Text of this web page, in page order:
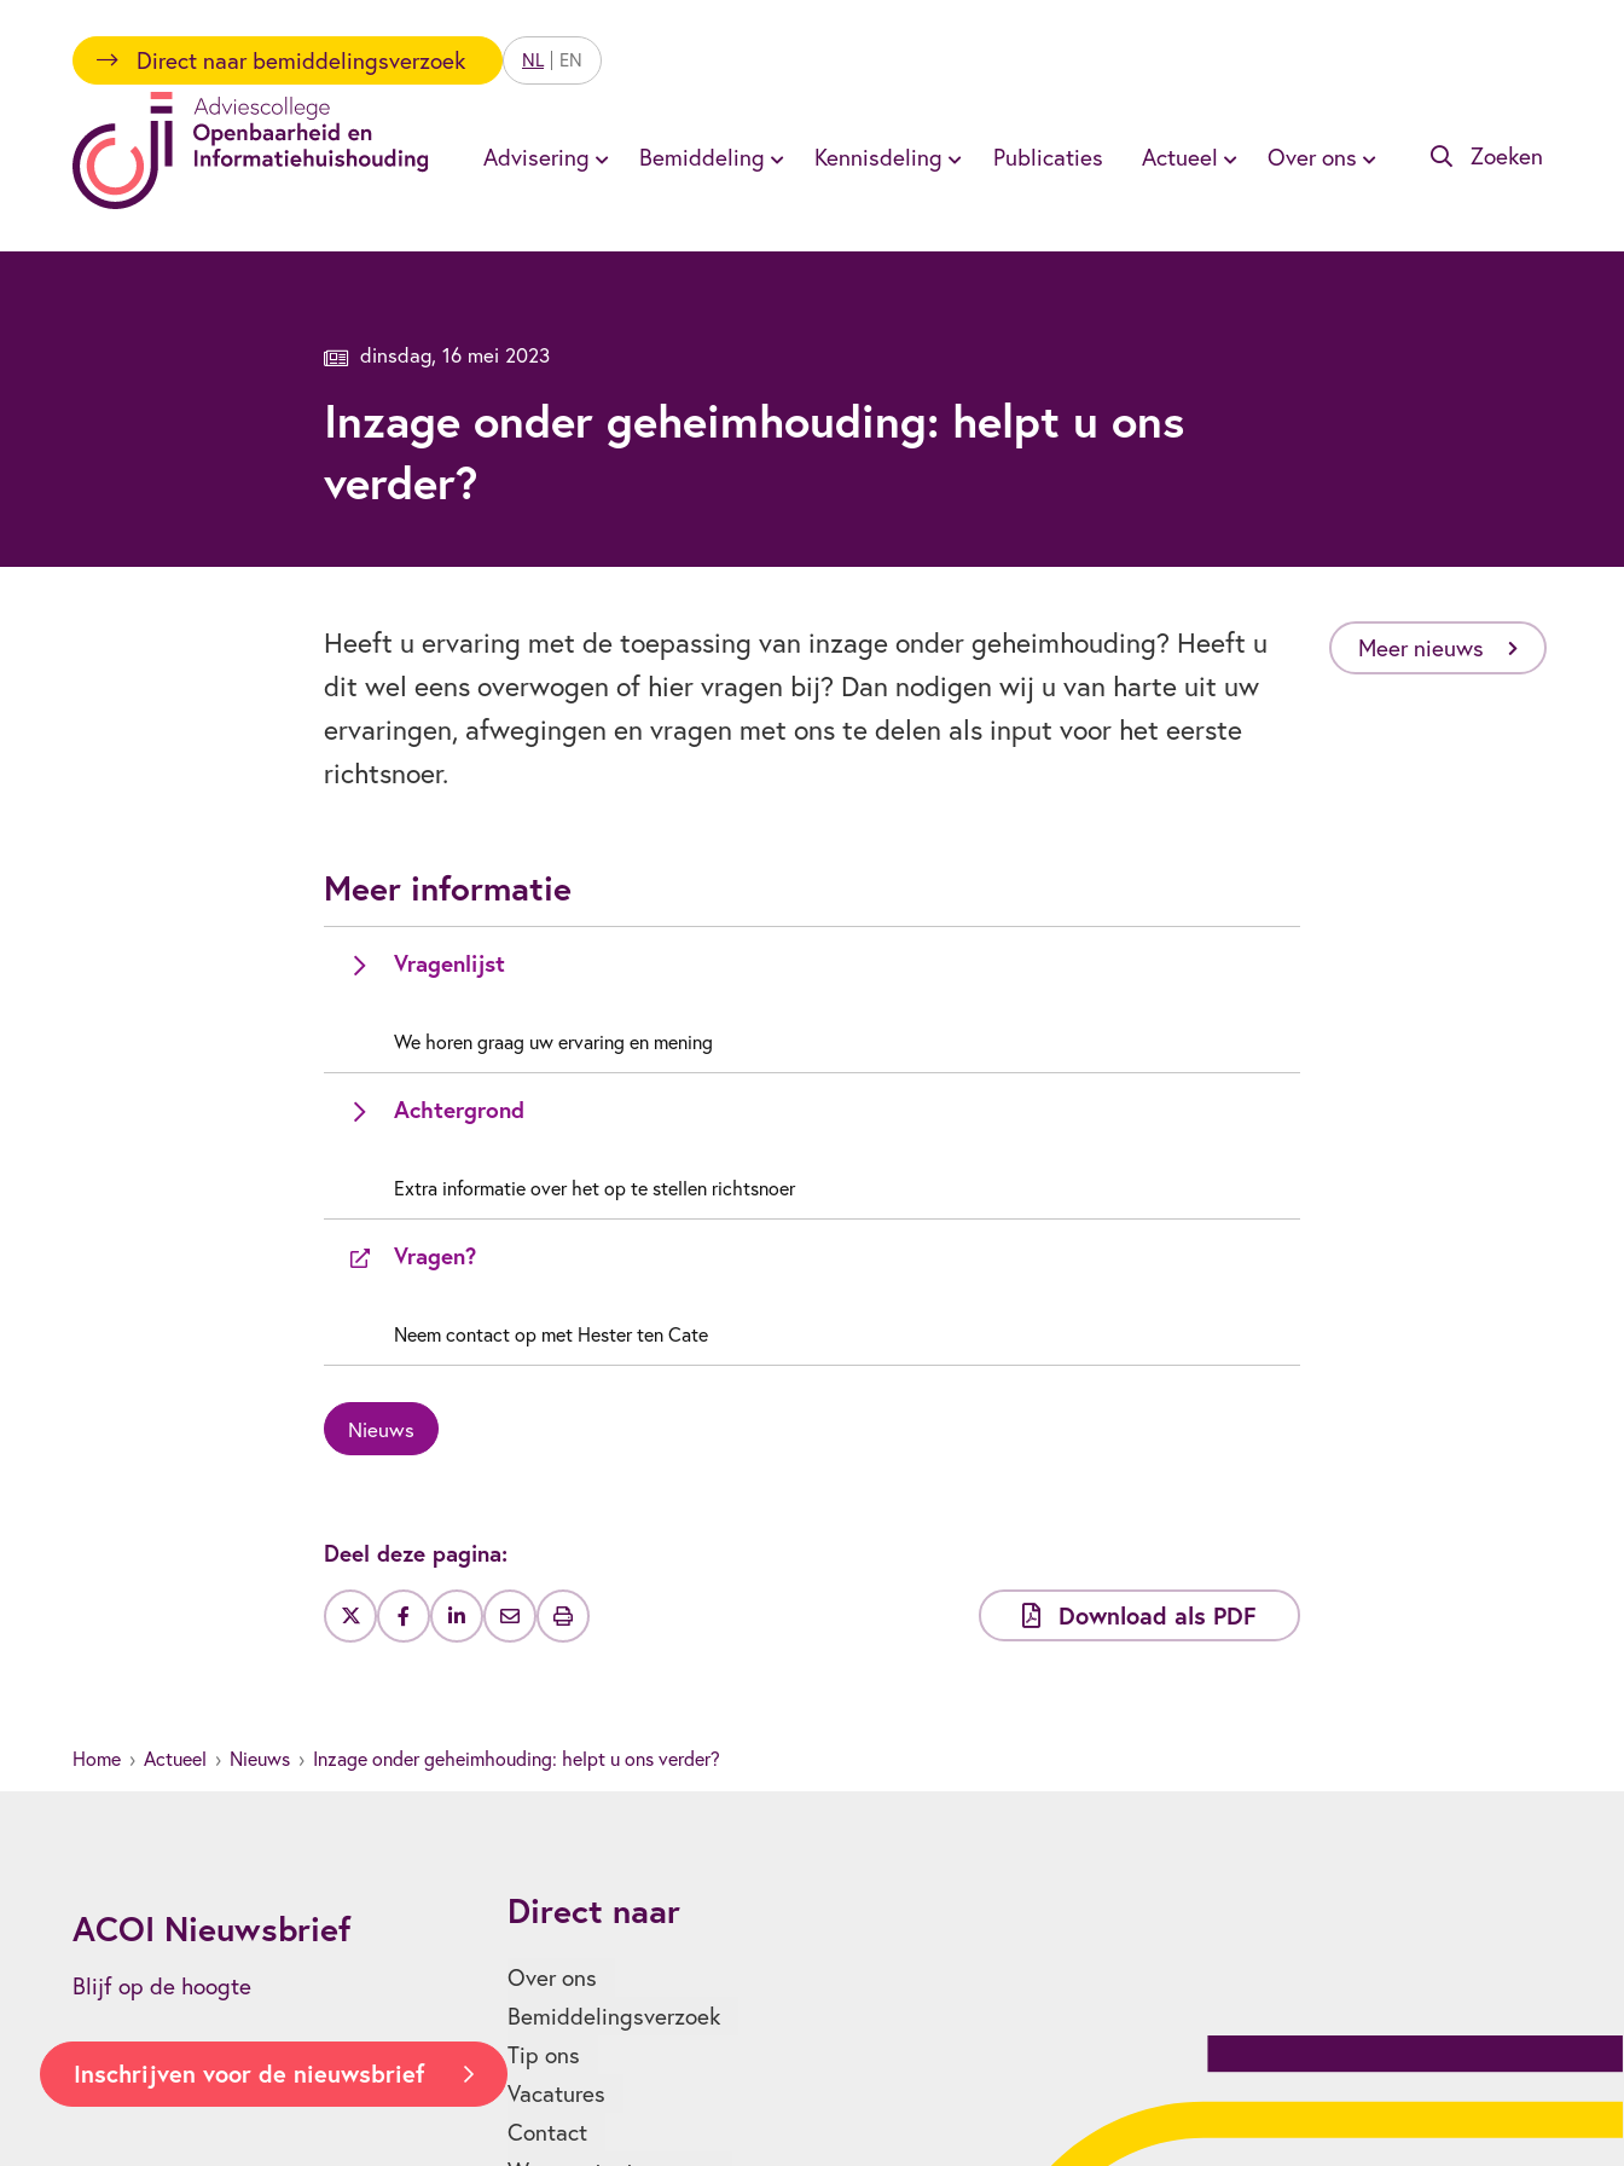
Direct naar bemiddelingsverzoek NL EN
Advisering Bemiddeling Kennisdeling Publicaties Actueel Over ons Zoeken
dinsdag, 16 mei 2023
Inzage onder geheimhouding: helpt u ons
verder?
Meer nieuws
Heeft u ervaring met de toepassing van inzage onder geheimhouding? Heeft u
dit wel eens overwogen of hier vragen bij? Dan nodigen wij u van harte uit uw
ervaringen, afwegingen en vragen met ons te delen als input voor het eerste
richtsnoer.
Meer informatie
Vragenlijst
We horen graag uw ervaring en mening
Achtergrond
Extra informatie over het op te stellen richtsnoer
Vragen?
Neem contact op met Hester ten Cate
Nieuws
Deel deze pagina:
Download als PDF
Home Actueel Nieuws Inzage onder geheimhouding: helpt u ons verder?
ACOI Nieuwsbrief
Blijf op de hoogte
Inschrijven voor de nieuwsbrief
Direct naar
Over ons
Bemiddelingsverzoek
Tip ons
Vacatures
Contact